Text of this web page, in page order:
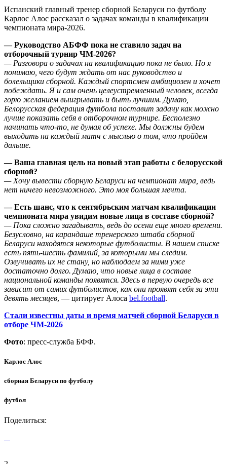
Испанский главный тренер сборной Беларуси по футболу
Карлос Алос рассказал о задачах команды в квалификации
чемпионата мира-2026.
— Руководство АБФФ пока не ставило задач на
отборочный турнир ЧМ-2026?
— Разговора о задачах на квалификацию пока не было. Но я
понимаю, чего будут ждать от нас руководство и
болельщики сборной. Каждый спортсмен амбициозен и хочет
побеждать. Я и сам очень целеустремленный человек, всегда
горю желанием выигрывать и быть лучшим. Думаю,
Белорусская федерация футбола поставит задачу как можно
лучше показать себя в отборочном турнире. Бесполезно
начинать что-то, не думая об успехе. Мы должны будем
выходить на каждый матч с мыслью о том, что пройдем
дальше.
— Ваша главная цель на новый этап работы с белорусской
сборной?
— Хочу вывести сборную Беларуси на чемпионат мира, ведь
нет ничего невозможного. Это моя большая мечта.
— Есть шанс, что к сентябрьским матчам квалификации
чемпионата мира увидим новые лица в составе сборной?
— Пока сложно загадывать, ведь до осени еще много времени.
Безусловно, на карандаше тренерского штаба сборной
Беларуси находятся некоторые футболисты. В нашем списке
есть пять-шесть фамилий, за которыми мы следим.
Озвучивать их не стану, но наблюдаем за ними уже
достаточно долго. Думаю, что новые лица в составе
национальной команды появятся. Здесь в первую очередь все
зависит от самих футболистов, как они проявят себя за эти
девять месяцев, — цитирует Алоса bel.football.
Стали известны даты и время матчей сборной Беларуси в
отборе ЧМ-2026
Фото: пресс-служба БФФ.
Карлос Алос
сборная Беларуси по футболу
футбол
Поделиться: